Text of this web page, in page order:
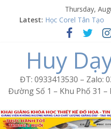
Thursday,
Latest:
Word Bình Trị Đông
Học Corel Tân Tạo
Cách tạo USB Boot
Excel Bình Trị Đông
Huy
ĐT: 0933413530 – Zalo:
Đường Số 1 – Khu Phố 31